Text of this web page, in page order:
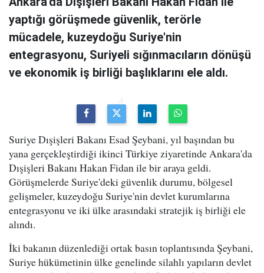
yaptığı görüşmede güvenlik, terörle
mücadele, kuzeydoğu Suriye'nin
entegrasyonu, Suriyeli sığınmacıların dönüşü
ve ekonomik iş birliği başlıklarını ele aldı.
Suriye Dışişleri Bakanı Esad Şeybani, yıl başından bu
yana gerçekleştirdiği ikinci Türkiye ziyaretinde Ankara'da
Dışişleri Bakanı Hakan Fidan ile bir araya geldi.
Görüşmelerde Suriye'deki güvenlik durumu, bölgesel
gelişmeler, kuzeydoğu Suriye'nin devlet kurumlarına
entegrasyonu ve iki ülke arasındaki stratejik iş birliği ele
alındı.
İki bakanın düzenlediği ortak basın toplantısında Şeybani,
Suriye hükümetinin ülke genelinde silahlı yapıların devlet